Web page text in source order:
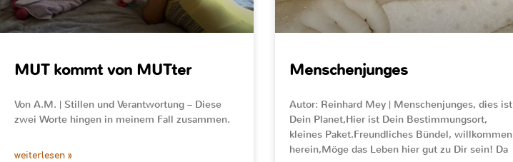
MUT kommt von MUTter
Von A.M. | Stillen und Verantwortung – Diese
zwei Worte hingen in meinem Fall zusammen.
weiterlesen »
Menschenjunges
Autor: Reinhard Mey | Menschenjunges, dies ist
Dein Planet,Hier ist Dein Bestimmungsort,
kleines Paket.Freundliches Bündel, willkommen
herein,Möge das Leben hier gut zu Dir sein! Da